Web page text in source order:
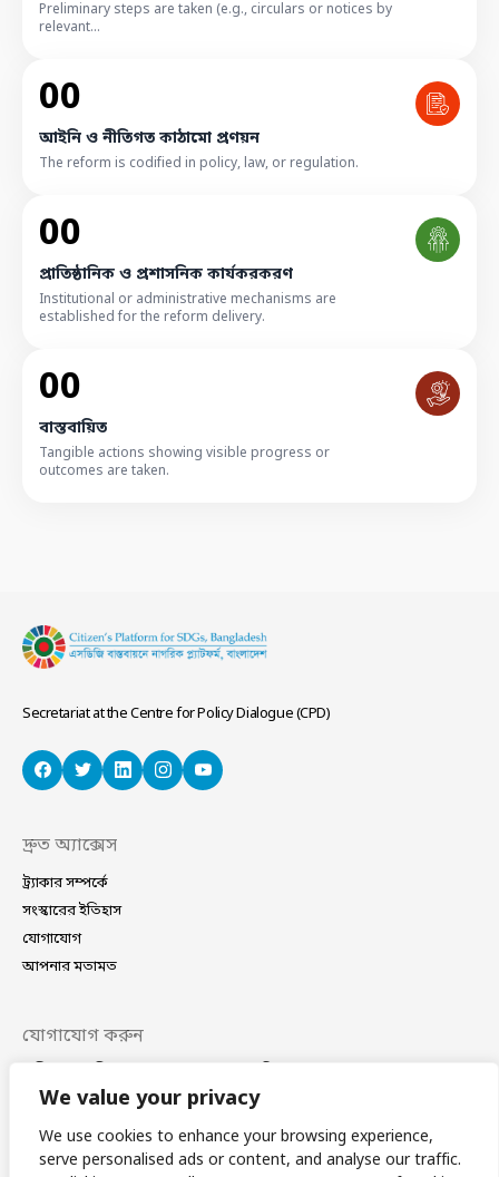
We value your privacy
We use cookies to enhance your browsing experience,
serve personalised ads or content, and analyse our traffic.
Preliminary steps are taken (e.g., circulars or notices by
relevant...
00
আইনি ও নীতিগত কাঠামো প্রণয়ন
The reform is codified in policy, law, or regulation.
00
প্রাতিষ্ঠানিক ও প্রশাসনিক কার্যকরকরণ
Institutional or administrative mechanisms are
established for the reform delivery.
00
বাস্তবায়িত
Tangible actions showing visible progress or
outcomes are taken.
Secretariat at the Centre for Policy Dialogue (CPD)
দ্রুত অ্যাক্সেস
ট্র্যাকার সম্পর্কে
সংস্কারের ইতিহাস
যোগাযোগ
আপনার মতামত
যোগাযোগ করুন
ফোন(+88 02) 41021780, 41024781
coordinator@bdplatform4sdgs.net